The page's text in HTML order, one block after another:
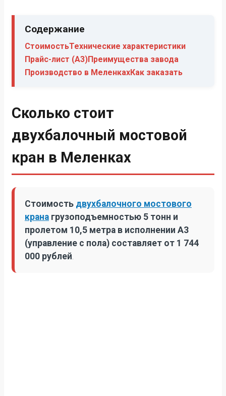
Содержание
СтоимостьТехнические характеристики
Прайс-лист (А3)Преимущества завода
Производство в МеленкахКак заказать
Сколько стоит
двухбалочный мостовой
кран в Меленках
Стоимость двухбалочного мостового
крана грузоподъемностью 5 тонн и
пролетом 10,5 метра в исполнении А3
(управление с пола) составляет от 1 744
000 рублей.